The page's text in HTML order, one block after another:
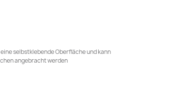
selbstklebende Oberfläche und kann
angebracht werden